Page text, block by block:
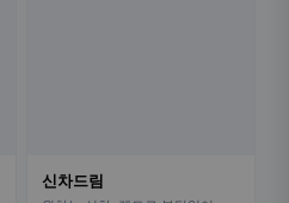
신차드림